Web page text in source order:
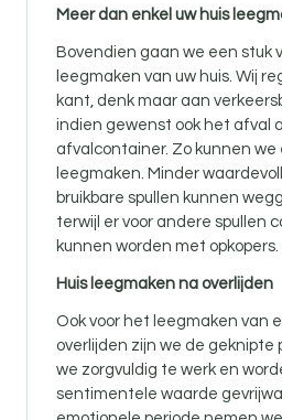
Meer dan enkel uw huis
Bovendien gaan we een stuk
leegmaken van uw huis. Wij
kant, denk maar aan
indien gewenst ook het afval
afvalcontainer. Zo kunnen we
leegmaken. Minder
bruikbare spullen kunnen
terwijl er voor andere spullen
kunnen worden met opkopers.
Huis leegmaken na overlijden
Ook voor het leegmaken van
overlijden zijn we de geknipte
we zorgvuldig te werk en
sentimentele waarde